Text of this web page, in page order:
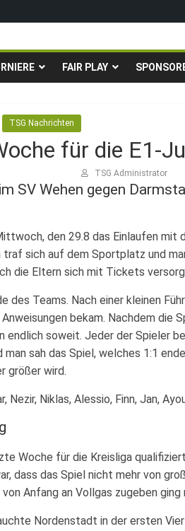
auf*
Kastel
Hobbymannschaften
FAIR PLAY
TSG Nachrichten
für die E1-
TSG Administrator
SV Wehen gegen
den 29.8 das Einlaufen mit
sich auf dem Sportplatz und
die Eltern sich mit Tickets
des Teams. Nach einer kleinen
bekam. Nachdem die
endlich soweit. Jeder der Spieler
man sah das Spiel, welches 1:1
größer wird.
Nezir, Niklas, Alessio, Finn, Jan,
Woche für die Kreisliga
dass das Spiel nicht mehr von
Anfang an Vollgas zugeben
Nordenstadt in der ersten